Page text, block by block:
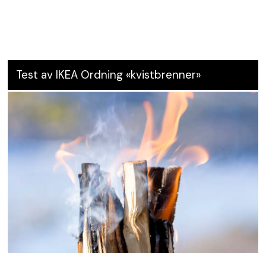
Test av IKEA Ordning «kvistbrenner»